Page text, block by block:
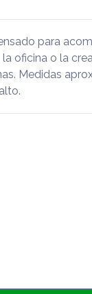
para
oficina o la
Medidas